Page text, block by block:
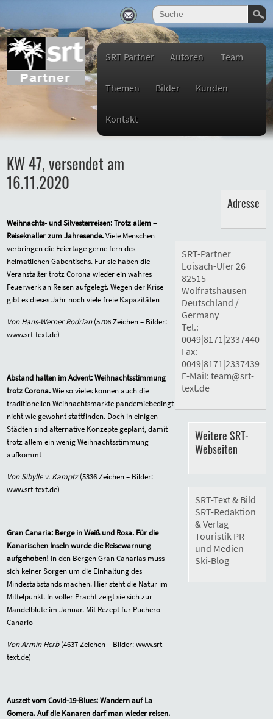
SRT Partner Autoren Team
Themen Bilder Kunden
Kontakt
KW 47, versendet am
16.11.2020
Weihnachts- und Silvesterreisen: Trotz allem –
Reiseknaller zum Jahresende.Viele Menschen
verbringen die Feiertage gerne fern des
heimatlichen Gabentischs. Für sie haben die
Veranstalter trotz Corona wieder ein wahres
Feuerwerk an Reisen aufgelegt. Wegen der Krise
gibt es dieses Jahr noch viele freie Kapazitäten
Von Hans-Werner Rodrian(5706 Zeichen – Bilder:
www.srt-text.de)
Abstand halten im Advent: Weihnachtsstimmung
trotz Corona.Wie so vieles können auch die
traditionellen Weihnachtsmärkte pandemiebedingt
nicht wie gewohnt stattfinden. Doch in einigen
Städten sind alternative Konzepte geplant, damit
trotz allem ein wenig Weihnachtsstimmung
aufkommt
Von Sibylle v. Kamptz(5336 Zeichen – Bilder:
www.srt-text.de)
Gran Canaria: Berge in Weiß und Rosa. Für die
Kanarischen Inseln wurde die Reisewarnung
aufgehoben! In den Bergen Gran Canarias muss
sich keiner Sorgen um die Einhaltung des
Mindestabstands machen. Hier steht die Natur im
Mittelpunkt. In voller Pracht zeigt sie sich zur
Mandelblüte im Januar. Mit Rezept für Puchero
Canario
Von Armin Herb (4637 Zeichen – Bilder: www.srt-
text.de)
Auszeit vom Covid-19-Blues: Wandern auf La
Gomera. Auf die Kanaren darf man wieder reisen.
Adresse
SRT-Partner
Loisach-Ufer 26
82515
Wolfratshausen
Deutschland /
Germany
Tel.:
0049|8171|2337440
Fax:
0049|8171|2337439
E-Mail: team@srt-
text.de
Weitere SRT-
Webseiten
SRT-Text & Bild
SRT-Redaktion
& Verlag
Touristik PR
und Medien
Ski-Blog